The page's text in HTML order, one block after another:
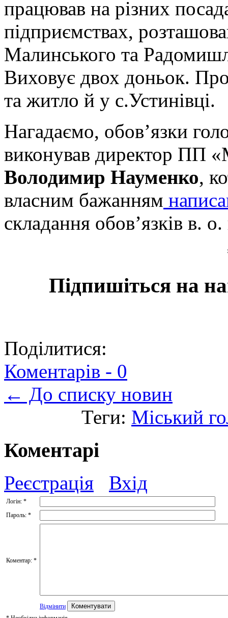
працював на різних
підприємствах,
Малинського та
Виховує двох доньок.
та житло й у с.Устинівці.
Нагадаємо, обов’язки
виконував директор ПП
Володимир Науменко,
власним бажанням
складання обов’язків в. о.
Підпишіться на
Поділитися:
Коментарів - 0
← До списку новин
Теги: Міський
Коментарі
Реєстрація Вхід
Логін: *
Пароль: *
Коментар: *
Відмінити